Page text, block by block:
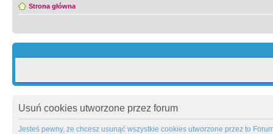
Strona główna
Usuń cookies utworzone przez forum
Jesteś pewny, że chcesz usunąć wszystkie cookies utworzone przez to